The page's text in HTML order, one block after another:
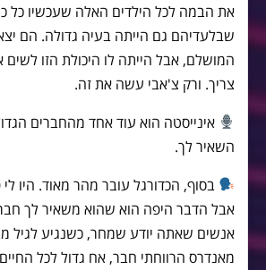
את הבמה לכל הילדים האלה שעכשיו כל
שבלעדיהם גם הייתה בעיה גדולה. הם
המושלם, אבל הייתה לו היכולת הזו
צריך. ורק צ'אבי עשה את זה.
אינייסטה הוא עוד אחד מהחברים
השאיר לך.
אבל הדבר היפה הוא שהוא משאיר לך
אנשים שאתה יודע שמחר, כשנגיע לגיל
מאנדרס הרווחתי חבר, אח גדול לכל